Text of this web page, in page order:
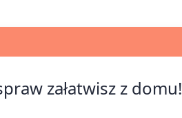
załatwisz z domu!